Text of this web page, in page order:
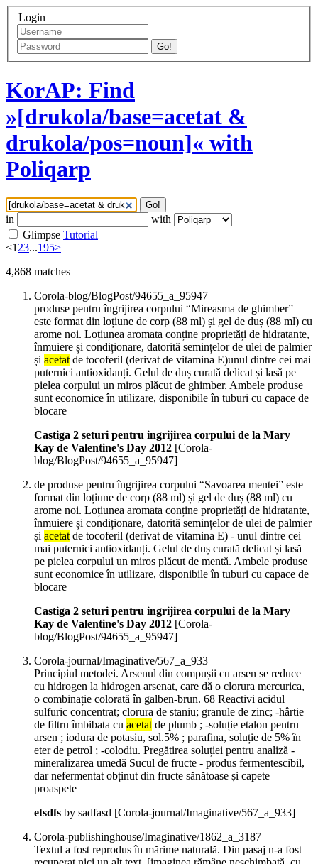
Login
Go!
KorAP: Find
»[drukola/base=acetat &
drukola/pos=noun]« with
Poliqarp
Go!
in
with
Glimpse Tutorial
<123...195>
4,868 matches
Corola-blog/BlogPost/94655_a_95947
produse pentru îngrijirea corpului “Mireasma de ghimber”
este format din loțiune de corp (88 ml) și gel de duș (88 ml) cu
arome noi. Loțiunea aromata conține proprietăți de hidratante,
înmuiere și condiționare, datorită semințelor de ulei de palmier
și acetatde tocoferil (derivat de vitamina E)unul dintre cei mai
puternici antioxidanți. Gelul de duș curată delicat și lasă pe
pielea corpului un miros plăcut de ghimber. Ambele produse
sunt economice în utilizare, disponibile în tuburi cu capace de
blocare
Castiga 2 seturi pentru ingrijirea corpului de la Mary
Kay de Valentine's Day 2012 [Corola-
blog/BlogPost/94655_a_95947]
de produse pentru îngrijirea corpului “Savoarea mentei” este
format din loțiune de corp (88 ml) și gel de duș (88 ml) cu
arome noi. Loțiunea aromata conține proprietăți de hidratante,
înmuiere și condiționare, datorită semințelor de ulei de palmier
și acetatde tocoferil (derivat de vitamina E) - unul dintre cei
mai puternici antioxidanți. Gelul de duș curată delicat și lasă
pe pielea corpului un miros plăcut de mentă. Ambele produse
sunt economice în utilizare, disponibile în tuburi cu capace de
blocare
Castiga 2 seturi pentru ingrijirea corpului de la Mary
Kay de Valentine's Day 2012 [Corola-
blog/BlogPost/94655_a_95947]
Corola-journal/Imaginative/567_a_933
Principiul metodei. Arsenul din compușii cu arsen se reduce
cu hidrogen la hidrogen arsenat, care dă o clorura mercurica,
o combinație colorată în galben-brun. 68 Reactivi acidul
sulfuric concentrat; clorura de staniu; granule de zinc; -hârtie
de filtru îmbibata cu acetatde plumb ; -soluție etalon pentru
arsen ; iodura de potasiu, sol.5% ; parafina, soluție de 5% în
eter de petrol ; -colodiu. Pregătirea soluției pentru analiză -
mineralizarea umedă Sucul de fructe - produs fermentescibil,
dar nefermentat obținut din fructe sănătoase și capete
proaspete
etsdfs by sadfasd [Corola-journal/Imaginative/567_a_933]
Corola-publishinghouse/Imaginative/1862_a_3187
Textul a fost reprodus în mărime naturală. Din pasaj n-a fost